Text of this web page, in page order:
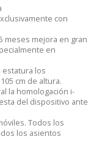
con
meses mejora en gran
en
estatura los
cm de altura.
la homologación i-
del dispositivo ante
Todos los
los asientos